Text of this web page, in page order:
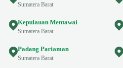
Sumatera Barat
Kepulauan Mentawai
Sumatera Barat
Padang Pariaman
Sumatera Barat